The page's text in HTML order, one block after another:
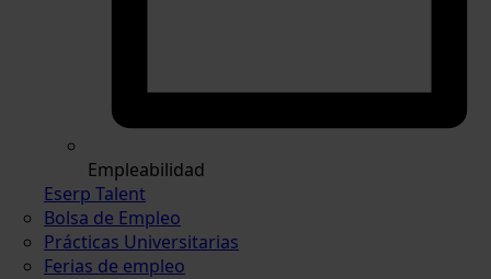
Empleabilidad
Eserp Talent
Bolsa de Empleo
Prácticas Universitarias
Ferias de empleo